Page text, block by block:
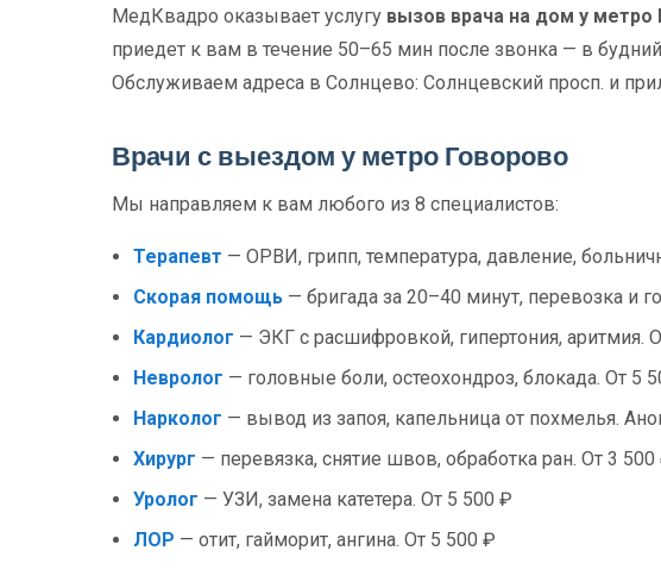
МедКвадро оказывает услугу вызов врача на дом у метро
приедет к вам в течение 50–65 мин после звонка — в
Обслуживаем адреса в Солнцево: Солнцевский просп. и
Врачи с выездом у метро Говорово
Мы направляем к вам любого из 8 специалистов:
Терапевт — ОРВИ, грипп, температура, давление,
Скорая помощь — бригада за 20–40 минут, перевозка и
Кардиолог — ЭКГ с расшифровкой, гипертония, аритмия.
Невролог — головные боли, остеохондроз, блокада. От 5
Нарколог — вывод из запоя, капельница от похмелья.
Хирург — перевязка, снятие швов, обработка ран. От 3 500
Уролог — УЗИ, замена катетера. От 5 500 ₽
ЛОР — отит, гайморит, ангина. От 5 500 ₽